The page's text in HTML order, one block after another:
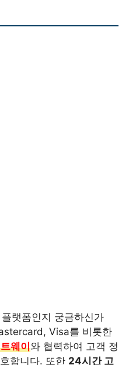
랫폼인지 궁금하신가
Visa를 비롯한
웨이와 협력하여 고객 정
합니다. 또한 24시간 고